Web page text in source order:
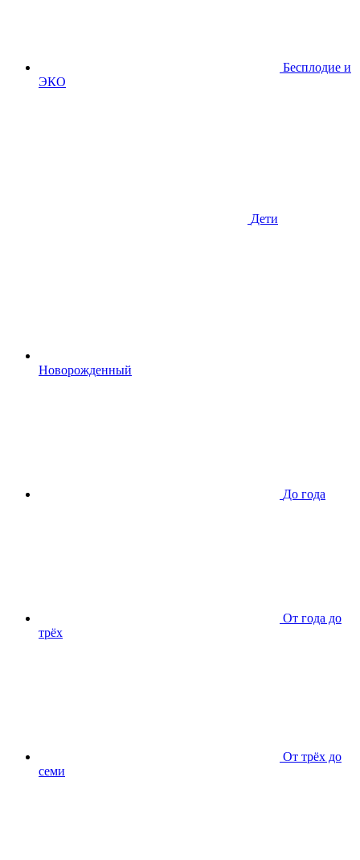
Бесплодие и
ЭКО
Дети
Новорожденный
До года
От года до
трёх
От трёх до
семи